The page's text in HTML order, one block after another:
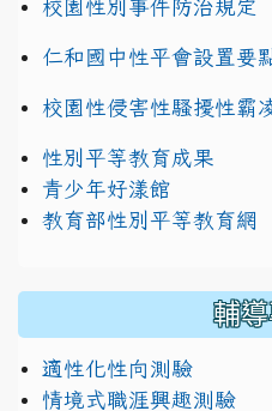
校園性別事件防治規定
仁和國中性平會設置要
校園性侵害性騷擾性霸
性別平等教育成果
青少年好漾館
教育部性別平等教育網
輔
適性化性向測驗
情境式職涯興趣測驗